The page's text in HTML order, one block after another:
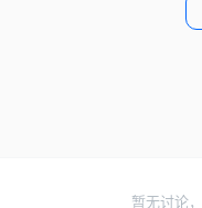
暂无讨论